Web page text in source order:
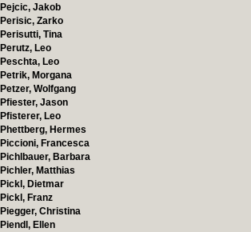
Pejcic, Jakob
Perisic, Zarko
Perisutti, Tina
Perutz, Leo
Peschta, Leo
Petrik, Morgana
Petzer, Wolfgang
Pfiester, Jason
Pfisterer, Leo
Phettberg, Hermes
Piccioni, Francesca
Pichlbauer, Barbara
Pichler, Matthias
Pickl, Dietmar
Pickl, Franz
Piegger, Christina
Piendl, Ellen